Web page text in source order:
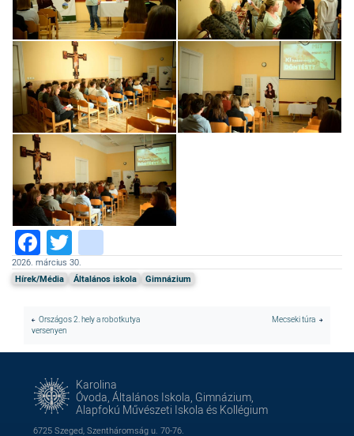
Facebook
Twitter
2026. március 30.
Hírek/Média Általános iskola Gimnázium
Országos 2. hely a robotkutya
versenyen
Mecseki túra
Karolina
Óvoda, Általános Iskola, Gimnázium,
Alapfokú Művészeti Iskola és Kollégium
6725 Szeged, Szentháromság u. 70-76.